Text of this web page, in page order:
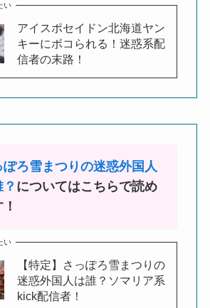
い
アイスポセイドン北海道ヤン
キーにボコられる！迷惑系配
信者の末路！
ぽろ雪まつりの迷惑外国人
についてはこちらで読め
い
【特定】さっぽろ雪まつりの
迷惑外国人は誰？ソマリア系
kick配信者！